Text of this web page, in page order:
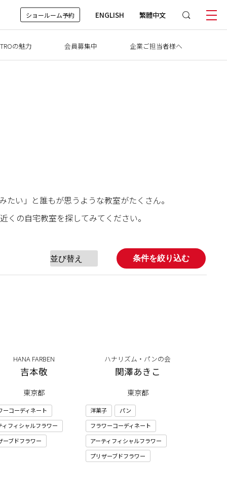
ショールーム予約 ENGLISH 繁體中文
い」と誰もが思うような教室がたくさん。
の自宅教室を探してみてください。
の魅力 会員募集中 企業ご担当者様へ
条件を絞り込む
HANA FARBEN
吉本敬
東京都
ーコーディネート
ィフィシャルフラワー
ーブドフラワー
ハナリズム・パンの会
関澤あきこ
東京都
洋菓子
パン
フラワーコーディネート
アーティフィシャルフラワー
プリザーブドフラワー